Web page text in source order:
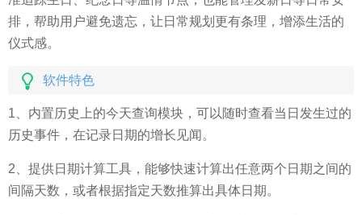
排，帮助用户避免遗忘，让日常规划更有条理，增添生活的
仪式感。
软件特色
1、内置历史上的今天查询模块，可以随时查看当日发生过的
历史事件，在记录日期的增长见闻。
2、提供日期计算工具，能够快速计算出任意两个日期之间的
间隔天数，或者根据指定天数推算出具体日期。